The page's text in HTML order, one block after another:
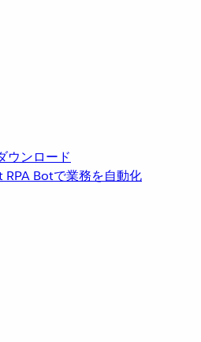
ウンロード
RPA Botで業務を自動化